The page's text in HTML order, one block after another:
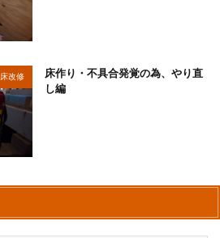
床改修
床作り・不具合発覚の為、やり直
し編